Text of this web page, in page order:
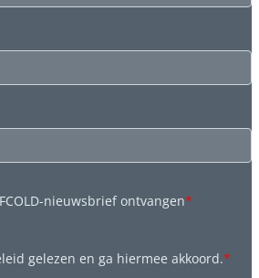
nieuwsbrief ontvangen*
gelezen en ga hiermee akkoord.*